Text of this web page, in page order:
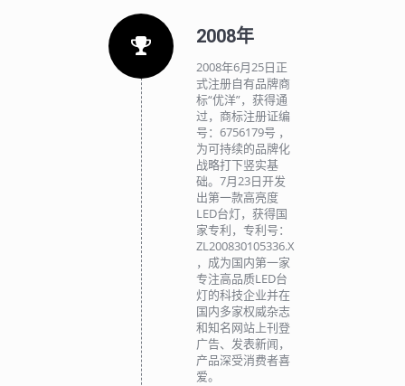
2008年
2008年6月25日正
式注册自有品牌商
标“优洋”，获得通
过，商标注册证编
号：6756179号 ，
为可持续的品牌化
战略打下竖实基
础。7月23日开发
出第一款高亮度
LED台灯，获得国
家专利，专利号：
ZL200830105336.X
，成为国内第一家
专注高品质LED台
灯的科技企业并在
国内多家权威杂志
和知名网站上刊登
广告、发表新闻，
产品深受消费者喜
爱。